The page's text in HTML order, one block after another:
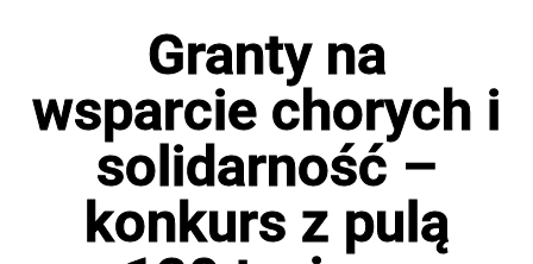
Granty na
wsparcie chorych i
solidarność –
konkurs z pulą